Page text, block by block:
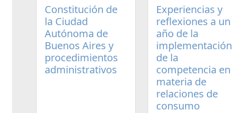
Constitución de
la Ciudad
Autónoma de
Buenos Aires y
procedimientos
administrativos
Experiencias y
reflexiones a un
año de la
implementación
de la
competencia en
materia de
relaciones de
consumo